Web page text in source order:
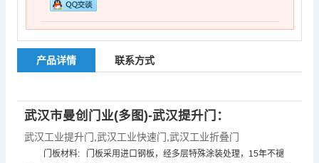
产品详情 联系方式
武汉市曼创门业(多图)-武汉提升门：
武汉工业提升门 武汉工业快速门 武汉工业折叠门
门板材料: 门板采用进口钢板，经多层特殊涂装处理，15年不褪